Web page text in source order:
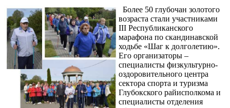
Более 50 глубочан золотого
возраста стали участниками
III Республиканского
марафона по скандинавской
ходьбе «Шаг к долголетию».
Его организаторы –
специалисты физкультурно-
оздоровительного центра
сектора спорта и туризма
Глубокского райисполкома и
специалисты отделения